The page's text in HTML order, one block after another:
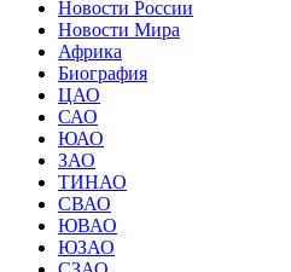
Новости России
Новости Мира
Африка
Биография
ЦАО
САО
ЮАО
ЗАО
ТИНАО
СВАО
ЮВАО
ЮЗАО